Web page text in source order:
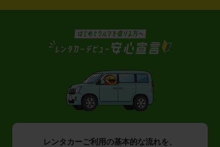
レンタカーご利用の基本的な流れを、